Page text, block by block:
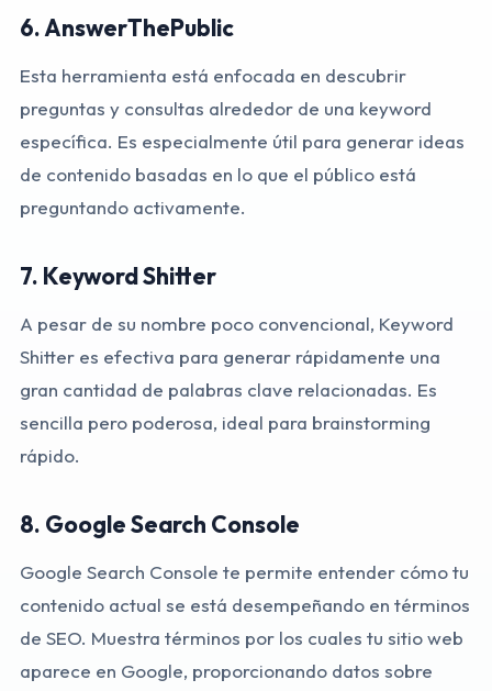
6.AnswerThePublic
Esta herramienta está enfocada en descubrir
preguntas y consultas alrededor de una keyword
específica. Es especialmente útil para generar ideas
de contenido basadas en lo que el público está
preguntando activamente.
7. Keyword Shitter
A pesar de su nombre poco convencional, Keyword
Shitter es efectiva para generar rápidamente una
gran cantidad de palabras clave relacionadas. Es
sencilla pero poderosa, ideal para brainstorming
rápido.
8. Google Search Console
Google Search Console te permite entender cómo tu
contenido actual se está desempeñando en términos
de SEO. Muestra términos por los cuales tu sitio web
aparece en Google, proporcionando datos sobre